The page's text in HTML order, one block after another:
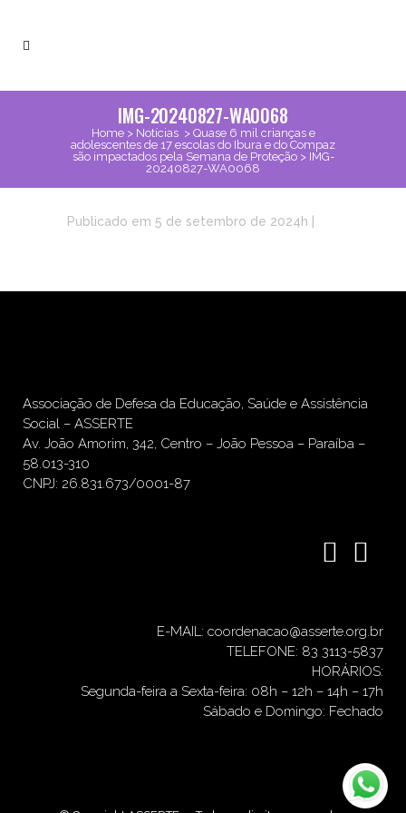
IMG-20240827-WA0068
Home> Notícias > Quase 6 mil crianças e
adolescentes de 17 escolas do Ibura e do Compaz
são impactados pela Semana de Proteção> IMG-
20240827-WA0068
Publicado em 5 de setembro de 2024h
Associação de Defesa da Educação, Saúde e Assistência
Social – ASSERTE
Av. João Amorim, 342, Centro – João Pessoa – Paraíba –
58.013-310
CNPJ: 26.831.673/0001-87
E-MAIL: coordenacao@asserte.org.br
TELEFONE: 83 3113-5837
HORÁRIOS:
Segunda-feira a Sexta-feira: 08h – 12h – 14h – 17h
Sábado e Domingo: Fechado